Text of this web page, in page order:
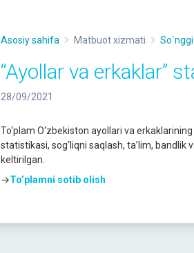
Asosiy sahifa Matbuot xizmati
“Ayollar va erkaklar”
28/09/2021
To‘plam O‘zbekiston ayollari va
statistikasi, sog‘liqni saqlash, ta’lim,
keltirilgan.
→To’plamni sotib olish